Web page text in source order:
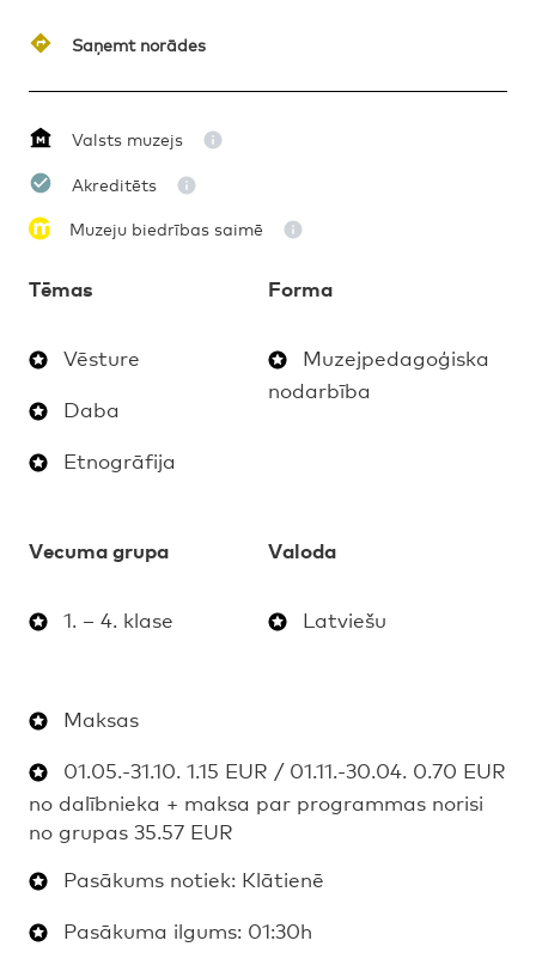
Saņemt norādes
Valsts muzejs
Akreditēts
Muzeju biedrības saimē
Tēmas
Vēsture
Daba
Etnogrāfija
Forma
Muzejpedagoģiska
nodarbība
Vecuma grupa
1. – 4. klase
Valoda
Latviešu
Maksas
01.05.-31.10. 1.15 EUR / 01.11.-30.04. 0.70 EUR
no dalībnieka + maksa par programmas norisi
no grupas 35.57 EUR
Pasākums notiek: Klātienē
Pasākuma ilgums: 01:30h